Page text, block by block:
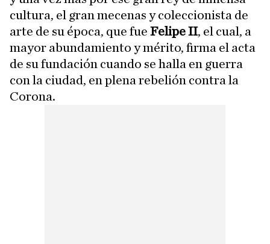
cultura, el gran mecenas y coleccionista de
arte de su época, que fue Felipe II, el cual, a
mayor abundamiento y mérito, firma el acta
de su fundación cuando se halla en guerra
con la ciudad, en plena rebelión contra la
Corona.